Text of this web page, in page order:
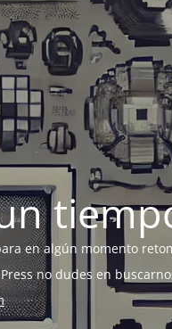
en algún momento
no dudes en